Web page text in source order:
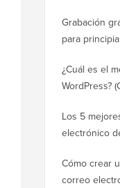
Grabación
para
¿Cuál es el
WordPress?
Los 5
electrónico
Cómo crear
correo